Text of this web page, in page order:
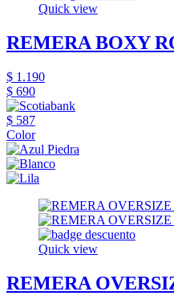
Quick view
REMERA BOXY
$ 1.190
$ 690
$ 587
Color
Quick view
REMERA